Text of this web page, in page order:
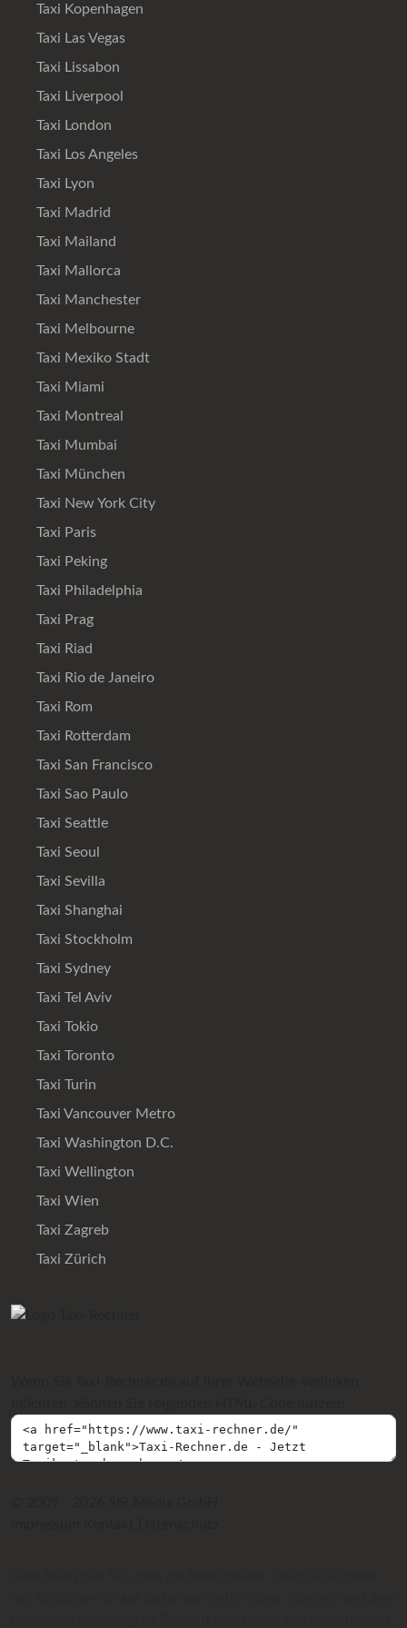
Taxi Kopenhagen
Taxi Las Vegas
Taxi Lissabon
Taxi Liverpool
Taxi London
Taxi Los Angeles
Taxi Lyon
Taxi Madrid
Taxi Mailand
Taxi Mallorca
Taxi Manchester
Taxi Melbourne
Taxi Mexiko Stadt
Taxi Miami
Taxi Montreal
Taxi Mumbai
Taxi München
Taxi New York City
Taxi Paris
Taxi Peking
Taxi Philadelphia
Taxi Prag
Taxi Riad
Taxi Rio de Janeiro
Taxi Rom
Taxi Rotterdam
Taxi San Francisco
Taxi Sao Paulo
Taxi Seattle
Taxi Seoul
Taxi Sevilla
Taxi Shanghai
Taxi Stockholm
Taxi Sydney
Taxi Tel Aviv
Taxi Tokio
Taxi Toronto
Taxi Turin
Taxi Vancouver Metro
Taxi Washington D.C.
Taxi Wellington
Taxi Wien
Taxi Zagreb
Taxi Zürich